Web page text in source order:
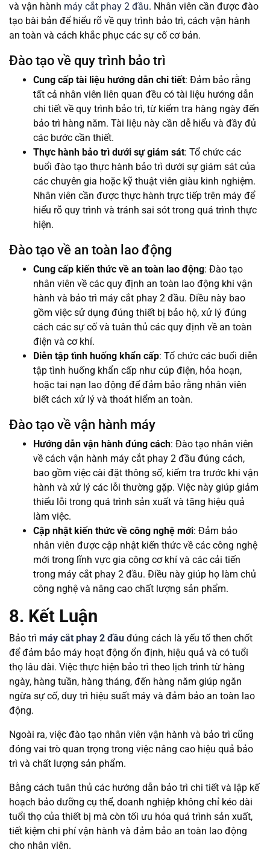
và vận hành máy cắt phay 2 đầu. Nhân viên cần được đào
tạo bài bản để hiểu rõ về quy trình bảo trì, cách vận hành
an toàn và cách khắc phục các sự cố cơ bản.
Đào tạo về quy trình bảo trì
Cung cấp tài liệu hướng dẫn chi tiết: Đảm bảo rằng
tất cả nhân viên liên quan đều có tài liệu hướng dẫn
chi tiết về quy trình bảo trì, từ kiểm tra hàng ngày đến
bảo trì hàng năm. Tài liệu này cần dễ hiểu và đầy đủ
các bước cần thiết.
Thực hành bảo trì dưới sự giám sát: Tổ chức các
buổi đào tạo thực hành bảo trì dưới sự giám sát của
các chuyên gia hoặc kỹ thuật viên giàu kinh nghiệm.
Nhân viên cần được thực hành trực tiếp trên máy để
hiểu rõ quy trình và tránh sai sót trong quá trình thực
hiện.
Đào tạo về an toàn lao động
Cung cấp kiến thức về an toàn lao động: Đào tạo
nhân viên về các quy định an toàn lao động khi vận
hành và bảo trì máy cắt phay 2 đầu. Điều này bao
gồm việc sử dụng đúng thiết bị bảo hộ, xử lý đúng
cách các sự cố và tuân thủ các quy định về an toàn
điện và cơ khí.
Diễn tập tình huống khẩn cấp: Tổ chức các buổi diễn
tập tình huống khẩn cấp như cúp điện, hỏa hoạn,
hoặc tai nạn lao động để đảm bảo rằng nhân viên
biết cách xử lý và thoát hiểm an toàn.
Đào tạo về vận hành máy
Hướng dẫn vận hành đúng cách: Đào tạo nhân viên
về cách vận hành máy cắt phay 2 đầu đúng cách,
bao gồm việc cài đặt thông số, kiểm tra trước khi vận
hành và xử lý các lỗi thường gặp. Việc này giúp giảm
thiểu lỗi trong quá trình sản xuất và tăng hiệu quả
làm việc.
Cập nhật kiến thức về công nghệ mới: Đảm bảo
nhân viên được cập nhật kiến thức về các công nghệ
mới trong lĩnh vực gia công cơ khí và các cải tiến
trong máy cắt phay 2 đầu. Điều này giúp họ làm chủ
công nghệ và nâng cao chất lượng sản phẩm.
8. Kết Luận
Bảo trì máy cắt phay 2 đầu đúng cách là yếu tố then chốt
để đảm bảo máy hoạt động ổn định, hiệu quả và có tuổi
thọ lâu dài. Việc thực hiện bảo trì theo lịch trình từ hàng
ngày, hàng tuần, hàng tháng, đến hàng năm giúp ngăn
ngừa sự cố, duy trì hiệu suất máy và đảm bảo an toàn lao
động.
Ngoài ra, việc đào tạo nhân viên vận hành và bảo trì cũng
đóng vai trò quan trọng trong việc nâng cao hiệu quả bảo
trì và chất lượng sản phẩm.
Bằng cách tuân thủ các hướng dẫn bảo trì chi tiết và lập kế
hoạch bảo dưỡng cụ thể, doanh nghiệp không chỉ kéo dài
tuổi thọ của thiết bị mà còn tối ưu hóa quá trình sản xuất,
tiết kiệm chi phí vận hành và đảm bảo an toàn lao động
cho nhân viên.